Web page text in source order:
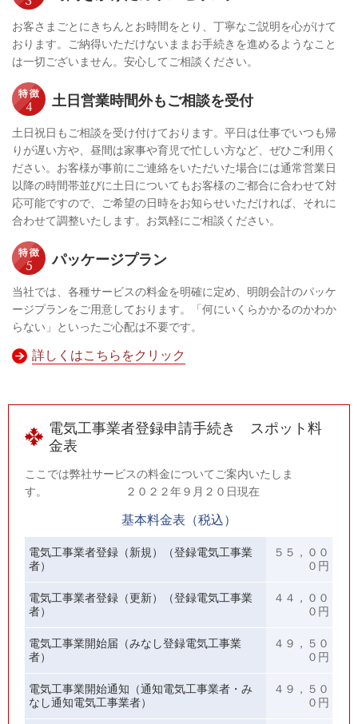
お客さまごとにきちんとお時間をとり、丁寧なご説明を心がけて
おります。ご納得いただけないままお手続きを進めるようなこと
は一切ございません。安心してご相談ください。
土日営業時間外もご相談を受付
土日祝日もご相談を受け付けております。平日は仕事でいつも帰
りが遅い方や、昼間は家事や育児で忙しい方など、ぜひご利用く
ださい。 お客様が事前にご連絡をいただいた場合には通常営業日
以降の時間帯並びに土日についてもお客様のご都合に合わせて対
応可能ですので、ご希望の日時をお知らせいただければ、それに
合わせて調整いたします。お気軽にご相談ください。
パッケージプラン
当社では、各種サービスの料金を明確に定め、明朗会計のパッケ
ージプランをご用意しております。「何にいくらかかるのかわか
らない」といったご心配は不要です。
詳しくはこちらをクリック
電気工事業者登録申請手続き スポット料
金表
ここでは弊社サービスの料金についてご案内いたしま
す。 ２０２２年９月２０日現在
基本料金表（税込）
電気工事業者登録（新規）（登録電気工事業
者）
５５，００
０円
電気工事業者登録（更新）（登録電気工事業
者）
４４，００
０円
電気工事業開始届（みなし登録電気工事業
者）
４９，５０
０円
電気工事業開始通知（通知電気工事業者・み
なし通知電気工事業者）
４９，５０
０円